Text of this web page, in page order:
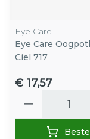
Eye Care
Eye Care
Ciel 717
€ 17,57